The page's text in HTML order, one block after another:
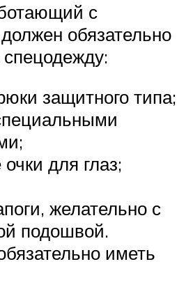
с
обязательно
защитного типа;
для глаз;
желательно с
подошвой.
иметь